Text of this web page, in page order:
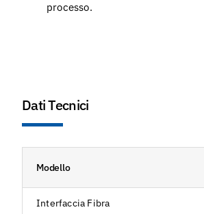
processo.
Dati Tecnici
Modello
Interfaccia Fibra